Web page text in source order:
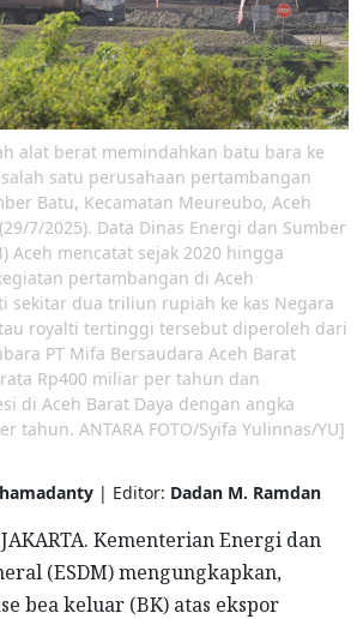
alat berat memindahkan batu bara ke
satu perusahaan pertambangan
Batu, Kecamatan Meureubo, Aceh
7/2025). Data Dinas Energi dan Sumber
Aceh mencatat sejak 2020 hingga
pertambangan di Aceh
sekitar dua triliun rupiah ke kas Negara
royalti tertinggi tersebut diperoleh dari
PT Mifa Bersaudara Aceh Barat
Rp400 miliar per tahun dan
di Aceh Barat Daya dengan angka
tahun. ANTARA FOTO/Syifa Yulinnas/YU]
| Editor: Dadan M. Ramdan
JAKARTA. Kementerian Energi dan
(ESDM) mengungkapkan,
bea keluar (BK) atas ekspor